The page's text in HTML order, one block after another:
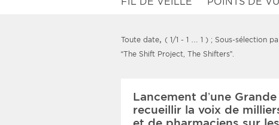
Rendez-vous des 7 prochains jours
Toute date, ( 1/1 - 1 … 1 ) ; Sous-sélection
“The Shift Project, The Shifters”.
Lancement d’une
recueillir la voix de